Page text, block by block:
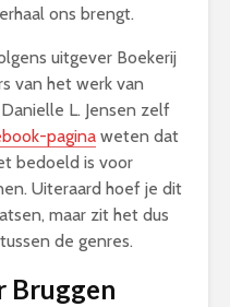
ons brengt.
uitgever Boekerij
van het werk van
L. Jensen zelf
pagina weten dat
bedoeld is voor
Uiteraard hoef je dit
maar zit het dus
de genres.
Bruggen